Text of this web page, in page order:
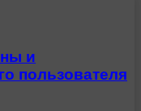
и
пользователя